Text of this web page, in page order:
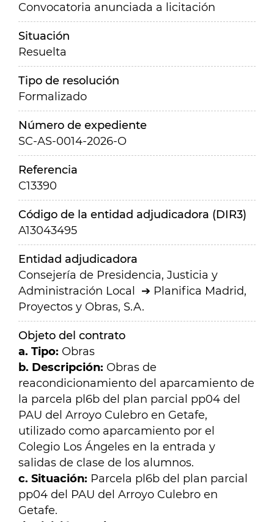
Convocatoria anunciada a licitación
Situación
Resuelta
Tipo de resolución
Formalizado
Número de expediente
SC-AS-0014-2026-O
Referencia
C13390
Código de la entidad adjudicadora (DIR3)
A13043495
Entidad adjudicadora
Consejería de Presidencia, Justicia y
Administración Local
Planifica Madrid,
Proyectos y Obras, S.A.
Objeto del contrato
a. Tipo: Obras
b. Descripción: Obras de
reacondicionamiento del aparcamiento de
la parcela pl6b del plan parcial pp04 del
PAU del Arroyo Culebro en Getafe,
utilizado como aparcamiento por el
Colegio Los Ángeles en la entrada y
salidas de clase de los alumnos.
c. Situación: Parcela pl6b del plan parcial
pp04 del PAU del Arroyo Culebro en
Getafe.